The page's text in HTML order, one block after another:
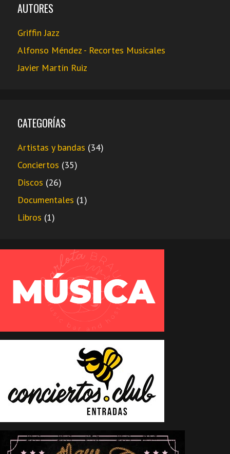
AUTORES
Griffin Jazz
Alfonso Méndez - Recortes Musicales
Javier Martín Ruiz
CATEGORÍAS
Artistas y bandas (34)
Conciertos (35)
Discos (26)
Documentales (1)
Libros (1)